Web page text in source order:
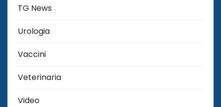
TG News
Urologia
Vaccini
Veterinaria
Video